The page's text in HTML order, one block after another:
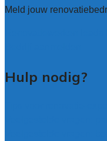
Meld jouw
Hulp nodig?